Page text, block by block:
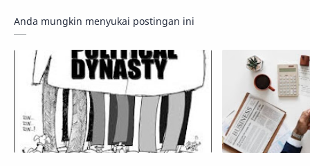
Anda mungkin menyukai postingan ini